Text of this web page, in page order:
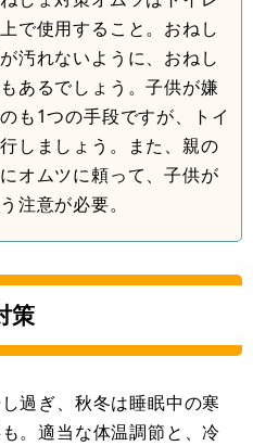
で使用すること。おねし
汚れないように、おねし
あるでしょう。子供が嫌
も1つの手段ですが、トイ
しましょう。また、親の
オムツに頼って、子供が
注意が必要。
策
過ぎ、秋冬は睡眠中の寒
。適当な体温調節と、冷